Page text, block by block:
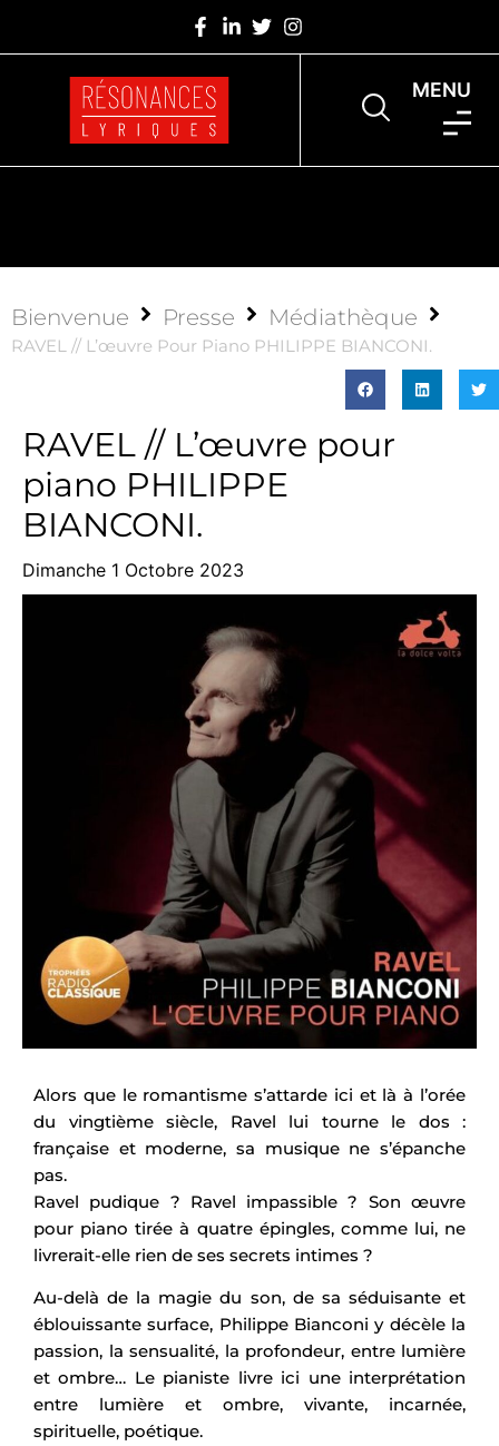
MENU
Bienvenue Presse Médiathèque
RAVEL // L’œuvre Pour Piano PHILIPPE BIANCONI.
RAVEL // L’œuvre pour
piano PHILIPPE
BIANCONI.
Dimanche 1 Octobre 2023
Alors que le romantisme s’attarde ici et là à l’orée
du vingtième siècle, Ravel lui tourne le dos :
française et moderne, sa musique ne s’épanche
pas.
Ravel pudique ? Ravel impassible ? Son œuvre
pour piano tirée à quatre épingles, comme lui, ne
livrerait-elle rien de ses secrets intimes ?
Au-delà de la magie du son, de sa séduisante et
éblouissante surface, Philippe Bianconi y décèle la
passion, la sensualité, la profondeur, entre lumière
et ombre… Le pianiste livre ici une interprétation
entre lumière et ombre, vivante, incarnée,
spirituelle, poétique.